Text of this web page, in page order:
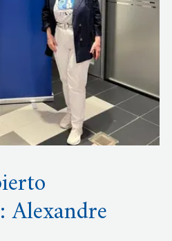
Alexandre